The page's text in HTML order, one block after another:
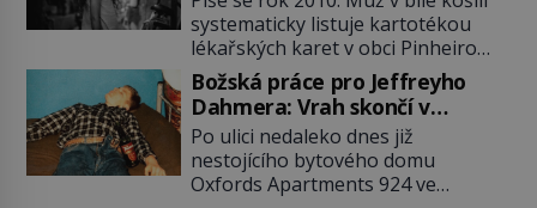
Mona Lisa je jen v restaurátorské
dílně nebo u fotografa. Když se
ukáže pravda, propukne jeden z
největších honů na zloděje v […]
systematicky listuje kartotékou
lékařských karet v obci Pinheiro
ležící asi 20 kilometrů od farmy s
podivínským majitelem. Něco tu
nesedí. Ledaže… Ledaže by ta
mladá dívka z farmy byla ne
manželkou, ale dcerou – a všechny
ty děti byly zplozené v incestu. Na
Božská práce pro Jeffreyho
Dahmera: Vrah skončí v
tratolišti krve ve vězeňských
umývárnách
Po ulici nedaleko dnes již
nestojícího bytového domu
Oxfords Apartments 924 ve